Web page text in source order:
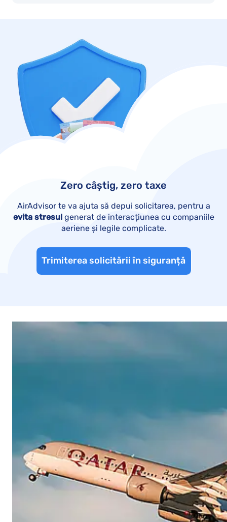
Zero câștig, zero taxe
AirAdvisor te va ajuta să depui solicitarea, pentru a
evita stresulgenerat de interacțiunea cu companiile
aeriene și legile complicate.
Trimiterea solicitării în siguranță